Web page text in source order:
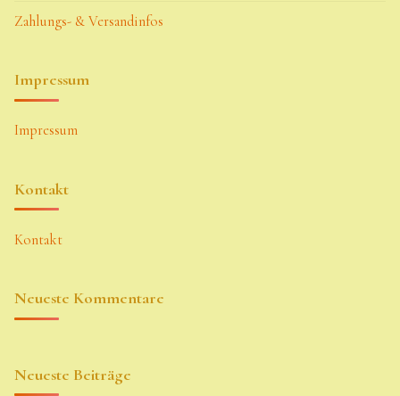
Zahlungs- & Versandinfos
Impressum
Impressum
Kontakt
Kontakt
Neueste Kommentare
Neueste Beiträge